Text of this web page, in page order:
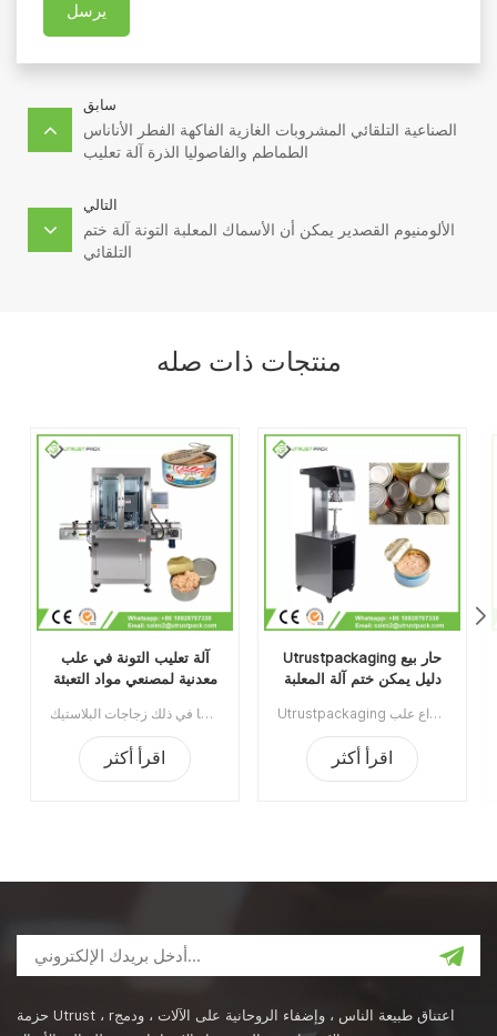
يرسل
سابق
الصناعية التلقائي المشروبات الغازية الفاكهة الفطر الأناناس
الطماطم والفاصوليا الذرة آلة تعليب
التالي
الألومنيوم القصدير يمكن أن الأسماك المعلبة التونة آلة ختم
التلقائي
منتجات ذات صله
آلة تعليب التونة في علب
معدنية لمصنعي مواد التعبئة
آلة تعليب التونة في علب الصفيح لمصنعي مواد التعبئة والتغليف الغذائية مناسبة لإغلاق مختلف العلب المستديرة بما في ذلك زجاجات البلاستيك PET، وعلب الصفيح، وعلب الألومنيوم، والعلب الورقية، وما إلى ذلك.بفضل تصميمها المحلي الحاصل على براءة اختراع وهيكل بكرة الختم، يمكن أن تصل سرعتها الثابتة إلى 60 علبة في الدقيقة مع استهلاك أقل للطاقة. رقم الصنف: UT1AFG2الحد الأدنى للطلب: 1طريقة الدفع: تحويل مصرفيميناء الشحن: قوانغتشوالمنطقة الأصلية: قوانغتشو، الصينمدة التسليم: 10 أيام بعد استلام الدفعة المقدمة
اقرأ أكثر
Utrustpackaging حار بيع
دليل يمكن ختم آلة المعلبة
Utrustpackaging دليل البيع الساخن للعلبة ، آلة ختم الطعام المعلب ، مناسبة لإغلاق جميع أنواع علب PET / علب الورق المركبة ، علب الصفيح أو غيرها من الحاويات المستديرة. كفاءة عالية عن طريق النقل الميكانيكي ، الهياكل البسيطة والملائمة للصيانة ، وخفيفة الوزن وسهلة التشغيل.الحد الأدنى للطلب:1قسط:تي / تميناء الشحن:قوانغتشوالمنطقة الأصلية:الصينمهلة:3-5 أيام بعد تلقي الودائع
اقرأ أكثر
حزمة Utrust ، rاعتناق طبيعة الناس ، وإضفاء الروحانية على الآلات ، ودمج